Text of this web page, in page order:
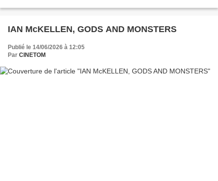
IAN McKELLEN, GODS AND MONSTERS
Publié le 14/06/2026 à 12:05
Par CINETOM